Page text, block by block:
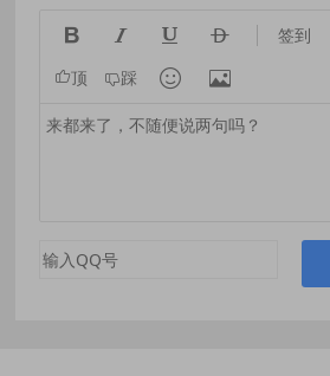
    签到
顶 踩  